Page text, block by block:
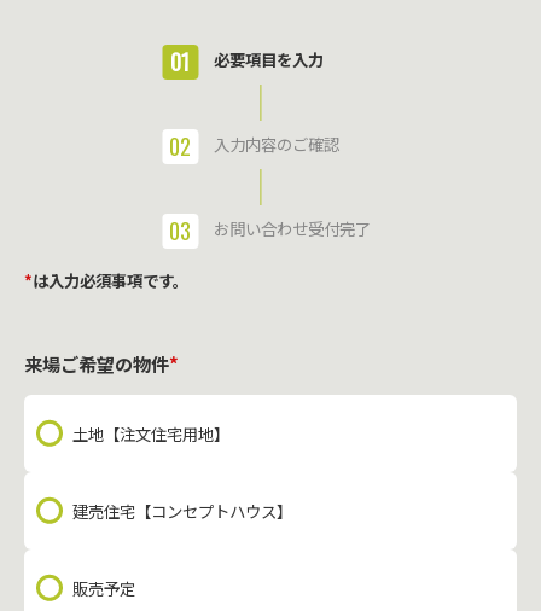
01 必要項目を入力
02 入力内容のご確認
03 お問い合わせ受付完了
*は入力必須事項です。
来場ご希望の物件*
土地【注文住宅用地】
建売住宅【コンセプトハウス】
販売予定